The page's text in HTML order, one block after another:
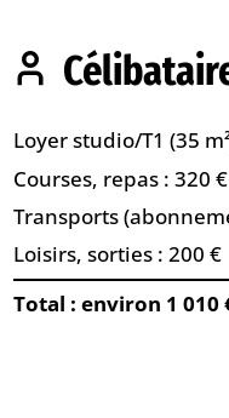
Loyer studio/T1 (35
Courses, repas : 320 €
Transports
Loisirs, sorties : 200 €
Total : environ 1 010